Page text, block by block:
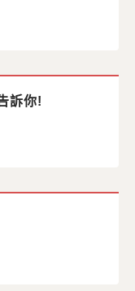
訴你!